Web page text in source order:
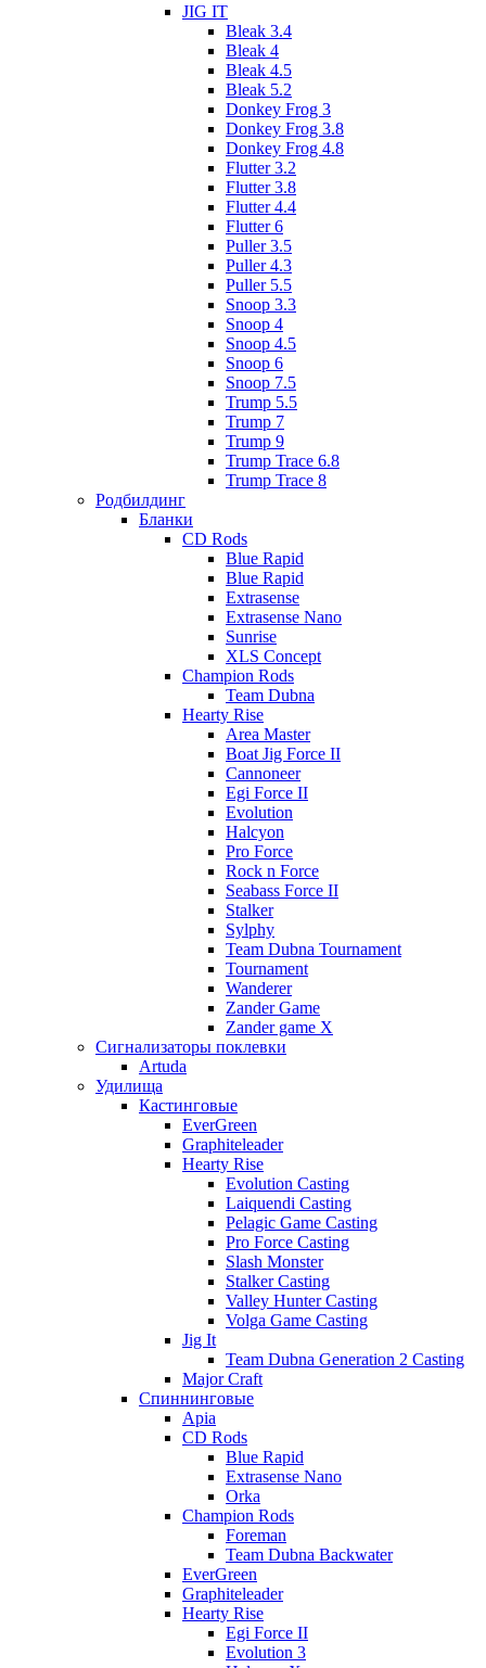
JIG IT
Bleak 3.4
Bleak 4
Bleak 4.5
Bleak 5.2
Donkey Frog 3
Donkey Frog 3.8
Donkey Frog 4.8
Flutter 3.2
Flutter 3.8
Flutter 4.4
Flutter 6
Puller 3.5
Puller 4.3
Puller 5.5
Snoop 3.3
Snoop 4
Snoop 4.5
Snoop 6
Snoop 7.5
Trump 5.5
Trump 7
Trump 9
Trump Trace 6.8
Trump Trace 8
Родбилдинг
Бланки
CD Rods
Blue Rapid
Blue Rapid
Extrasense
Extrasense Nano
Sunrise
XLS Concept
Champion Rods
Team Dubna
Hearty Rise
Area Master
Boat Jig Force II
Cannoneer
Egi Force II
Evolution
Halcyon
Pro Force
Rock n Force
Seabass Force II
Stalker
Sylphy
Team Dubna Tournament
Tournament
Wanderer
Zander Game
Zander game X
Сигнализаторы поклевки
Artuda
Удилища
Кастинговые
EverGreen
Graphiteleader
Hearty Rise
Evolution Casting
Laiquendi Casting
Pelagic Game Casting
Pro Force Casting
Slash Monster
Stalker Casting
Valley Hunter Casting
Volga Game Casting
Jig It
Team Dubna Generation 2 Casting
Major Craft
Спиннинговые
Apia
CD Rods
Blue Rapid
Extrasense Nano
Orka
Champion Rods
Foreman
Team Dubna Backwater
EverGreen
Graphiteleader
Hearty Rise
Egi Force II
Evolution 3